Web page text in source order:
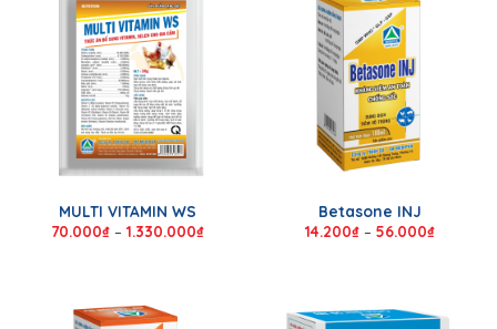
MULTI VITAMIN WS
70.000₫– 1.330.000₫
Betasone INJ
14.200₫ – 56.000₫